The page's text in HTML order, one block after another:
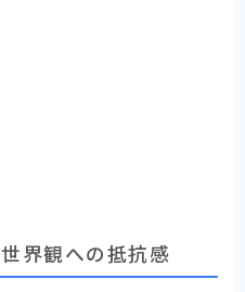
界観への抵抗感